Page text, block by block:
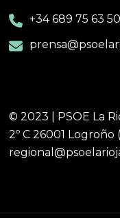
+34 689 75 63 50
© 2023 | PSOE La
2º C 26001 Logroño